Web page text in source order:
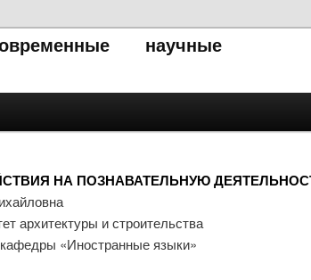
научные
НА ПОЗНАВАТЕЛЬНУЮ
архитектуры и строительства
кафедры «Иностранные языки»